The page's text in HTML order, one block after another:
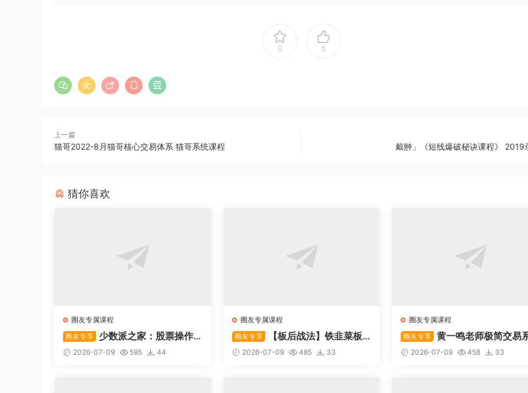
0 0
上一篇
猫哥2022-8月猫哥核心交易体系 猫哥系统课程 戴翀」《短线爆破秘诀课程》 2019
猜你喜欢
圈友专属课程
圈友专享
少数派之家：股票操作
系统—从入门到精通
2026-07-09 595 44
圈友专属课程
圈友专享
【板后战法】铁韭菜板
后强势战法
2026-07-09 485 33
圈友专属课程
圈友专享
黄一鸣老师极简交易
统 2026-07-09 458 33